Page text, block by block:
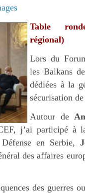
Table
régional)
Lors du
les Balkans
dédiées à la
sécurisation
Autour de
j’ai participé à
en Serbie,
des affaires
des guerres